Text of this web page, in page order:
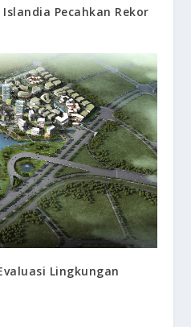
Pecahkan Rekor
Lingkungan